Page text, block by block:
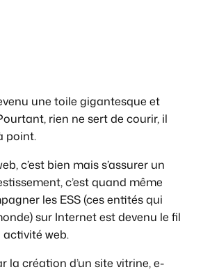
une toile gigantesque et
rien ne sert de courir, il
point.
c’est bien mais s’assurer un
c’est quand même
les ESS (ces entités qui
sur Internet est devenu le fil
web.
la création d’un site vitrine, e-